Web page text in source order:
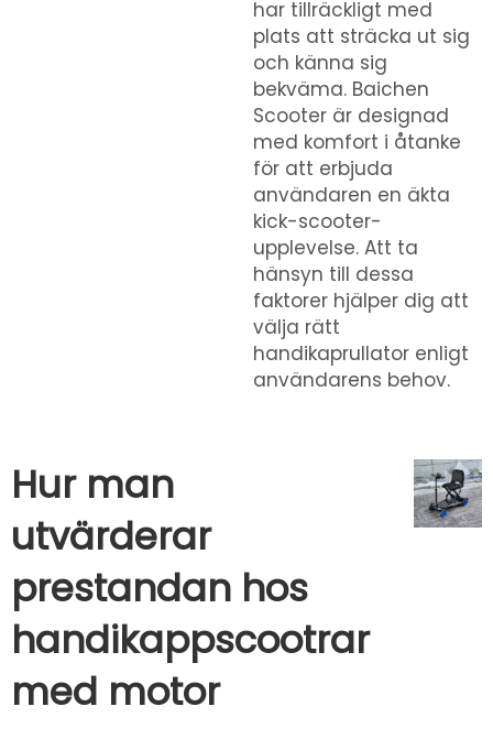
har tillräckligt med
plats att sträcka ut sig
och känna sig
bekväma. Baichen
Scooter är designad
med komfort i åtanke
för att erbjuda
användaren en äkta
kick-scooter-
upplevelse. Att ta
hänsyn till dessa
faktorer hjälper dig att
välja rätt
handikaprullator enligt
användarens behov.
Hur man
utvärderar
prestandan hos
handikappscootrar
med motor